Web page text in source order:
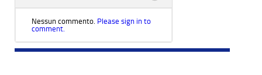
Nessun commento. Please sign in to
comment.